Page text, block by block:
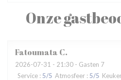
Onze
Fatoumata C
2026-07-31 - 21:30 - Gasten 7
Service : 5/5 Atmosfeer : 5/5